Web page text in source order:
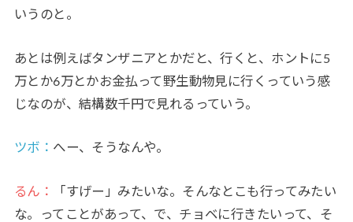
いうのと。
あとは例えばタンザニアとかだと、行くと、ホントに5
万とか6万とかお金払って野生動物見に行くっていう感
じなのが、結構数千円で見れるっていう。
ツボ： へー、そうなんや。
るん：
「すげー」みたいな。そんなとこも行ってみたい
な。ってことがあって、で、チョベに行きたいって、そ